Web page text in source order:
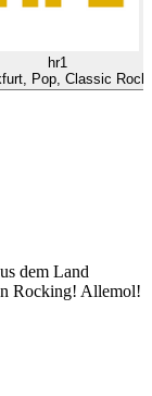
hr1
Pop, Classic Rock
dem Land
Rocking! Allemol!